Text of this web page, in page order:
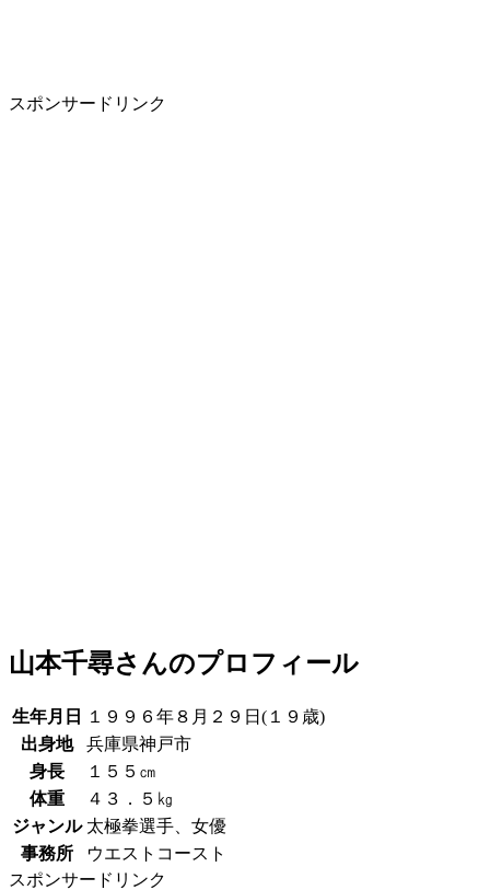
スポンサードリンク
山本千尋さんのプロフィール
生年月日
１９９６年８月２９日(１９歳)
出身地
兵庫県神戸市
身長
１５５㎝
体重
４３．５㎏
ジャンル 太極拳選手、女優
事務所
ウエストコースト
スポンサードリンク